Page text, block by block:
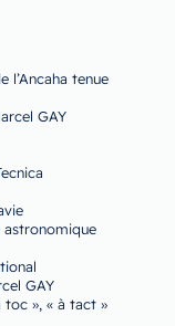
l’Ancaha tenue
GAY
astronomique
GAY
toc », « à tact »